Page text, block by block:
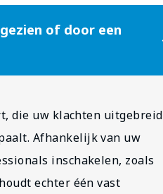
of door een
die uw klachten uitgebreid
Afhankelijk van uw
inschakelen, zoals
echter één vast